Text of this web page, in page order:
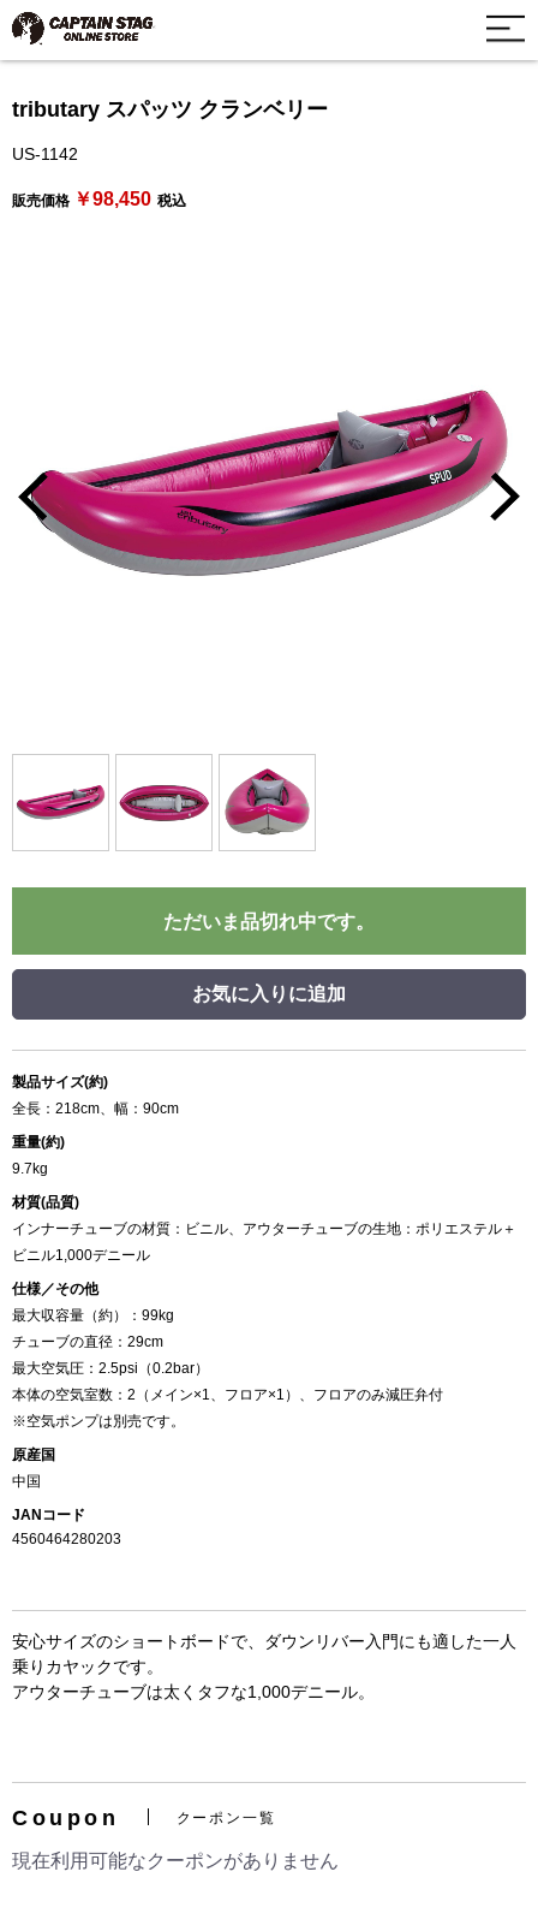
tributary スパッツ クランベリー
US-1142
販売価格 ￥98,450 税込
ただいま品切れ中です。
お気に入りに追加
製品サイズ(約)
全長：218cm、幅：90cm
重量(約)
9.7kg
材質(品質)
インナーチューブの材質：ビニル、アウターチューブの生地：ポリエステル＋
ビニル1,000デニール
仕様／その他
最大収容量（約）：99kg
チューブの直径：29cm
最大空気圧：2.5psi（0.2bar）
本体の空気室数：2（メイン×1、フロア×1）、フロアのみ減圧弁付
※空気ポンプは別売です。
原産国
中国
JANコード
4560464280203
安心サイズのショートボードで、ダウンリバー入門にも適した一人
乗りカヤックです。
アウターチューブは太くタフな1,000デニール。
Coupon クーポン一覧
現在利用可能なクーポンがありません